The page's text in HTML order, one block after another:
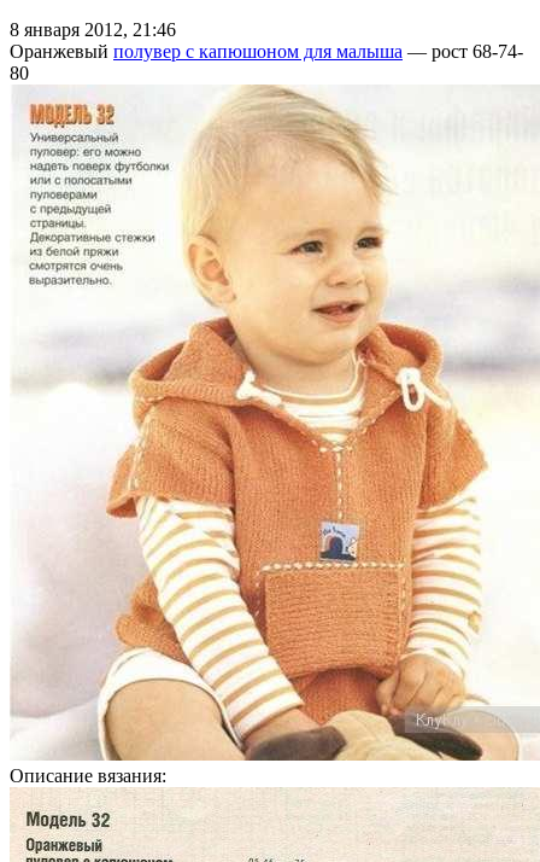
8 января 2012, 21:46
Оранжевый полувер с капюшоном для малыша — рост 68-74-
80
Описание вязания: